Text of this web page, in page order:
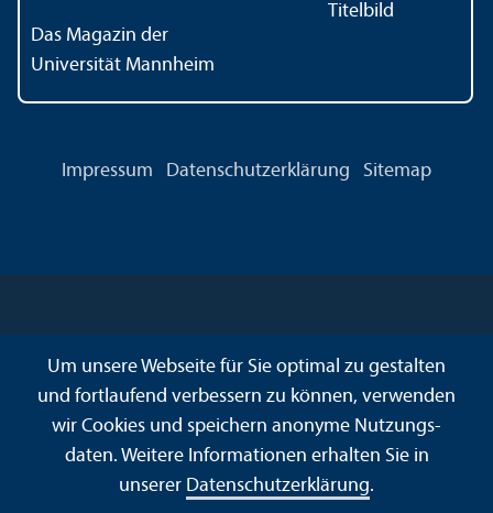
Das Magazin der
Universität Mannheim
Impressum Datenschutz­erklärung Sitemap
Um unsere Webseite für Sie optimal zu gestalten
und fortlaufend verbessern zu können, verwenden
wir Cookies und speichern anonyme Nutzungs­
daten. Weitere Informationen erhalten Sie in
unserer Datenschutz­erklärung.